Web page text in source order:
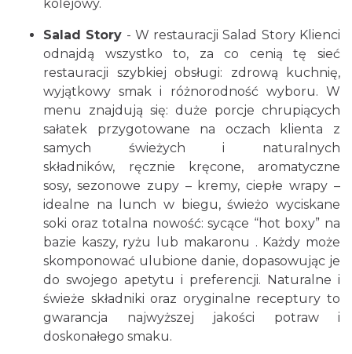
kolejowy.
Salad Story - W restauracji Salad Story Klienci
odnajdą wszystko to, za co cenią tę sieć
restauracji szybkiej obsługi: zdrową kuchnię,
wyjątkowy smak i różnorodność wyboru. W
menu znajdują się: duże porcje chrupiących
sałatek przygotowane na oczach klienta z
samych świeżych i naturalnych
składników, ręcznie kręcone, aromatyczne
sosy, sezonowe zupy – kremy, ciepłe wrapy –
idealne na lunch w biegu, świeżo wyciskane
soki oraz totalna nowość: sycące “hot boxy” na
bazie kaszy, ryżu lub makaronu . Każdy może
skomponować ulubione danie, dopasowując je
do swojego apetytu i preferencji. Naturalne i
świeże składniki oraz oryginalne receptury to
gwarancja najwyższej jakości potraw i
doskonałego smaku.